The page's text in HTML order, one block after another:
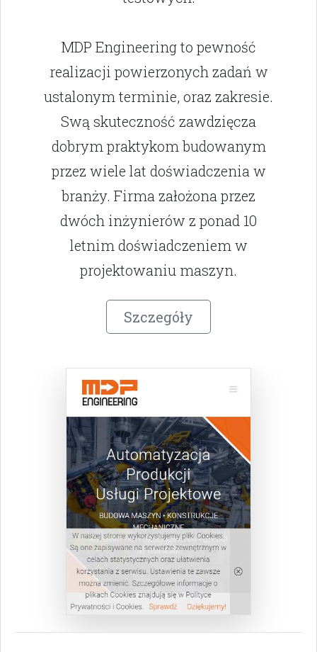
MDP Engineering to pewność
realizacji powierzonych zadań w
ustalonym terminie, oraz zakresie.
Swą skuteczność zawdzięcza
dobrym praktykom budowanym
przez wiele lat doświadczenia w
branży. Firma założona przez
dwóch inżynierów z ponad 10
letnim doświadczeniem w
projektowaniu maszyn.
Szczegóły